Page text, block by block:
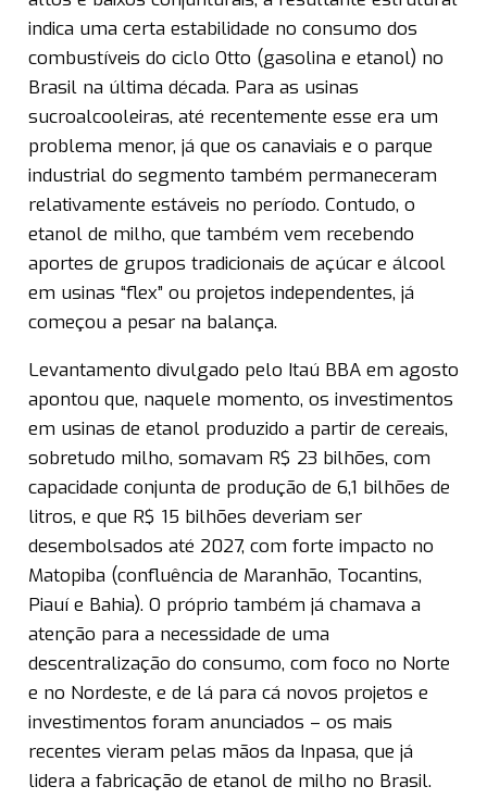
indica uma certa estabilidade no consumo dos
combustíveis do ciclo Otto (gasolina e etanol) no
Brasil na última década. Para as usinas
sucroalcooleiras, até recentemente esse era um
problema menor, já que os canaviais e o parque
industrial do segmento também permaneceram
relativamente estáveis no período. Contudo, o
etanol de milho, que também vem recebendo
aportes de grupos tradicionais de açúcar e álcool
em usinas “flex” ou projetos independentes, já
começou a pesar na balança.
Levantamento divulgado pelo Itaú BBA em agosto
apontou que, naquele momento, os investimentos
em usinas de etanol produzido a partir de cereais,
sobretudo milho, somavam R$ 23 bilhões, com
capacidade conjunta de produção de 6,1 bilhões de
litros, e que R$ 15 bilhões deveriam ser
desembolsados até 2027, com forte impacto no
Matopiba (confluência de Maranhão, Tocantins,
Piauí e Bahia). O próprio também já chamava a
atenção para a necessidade de uma
descentralização do consumo, com foco no Norte
e no Nordeste, e de lá para cá novos projetos e
investimentos foram anunciados – os mais
recentes vieram pelas mãos da Inpasa, que já
lidera a fabricação de etanol de milho no Brasil.